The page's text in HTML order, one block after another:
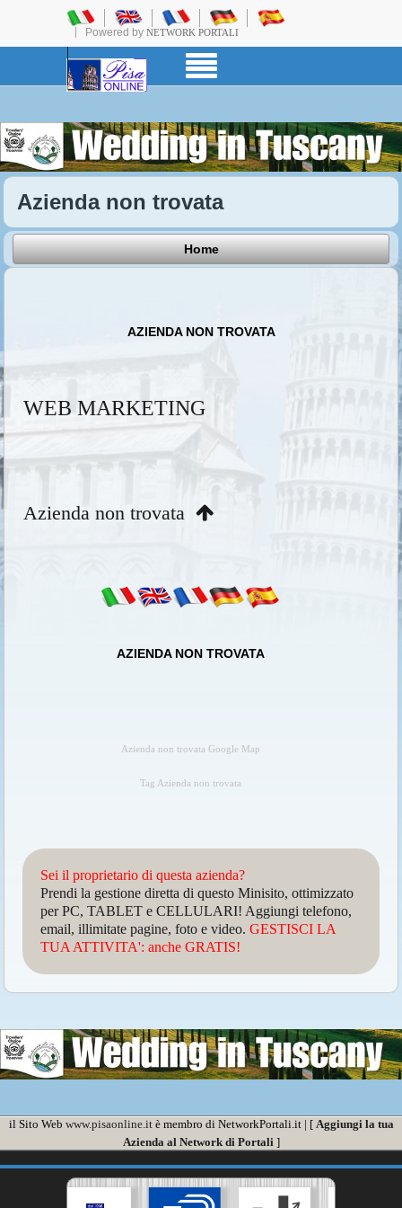
Powered by NETWORK PORTALI
Azienda non trovata
Home
AZIENDA NON TROVATA
WEB MARKETING
Azienda non trovata
AZIENDA NON TROVATA
Azienda non trovata Google Map
Tag Azienda non trovata
Sei il proprietario di questa azienda?
Prendi la gestione diretta di questo Minisito, ottimizzato
per PC, TABLET e CELLULARI! Aggiungi telefono,
email, illimitate pagine, foto e video.GESTISCI LA
TUA ATTIVITA': anche GRATIS!
il Sito Web www.pisaonline.itè membro di NetworkPortali.it | [ Aggiungi la tua
Azienda al Network di Portali ]